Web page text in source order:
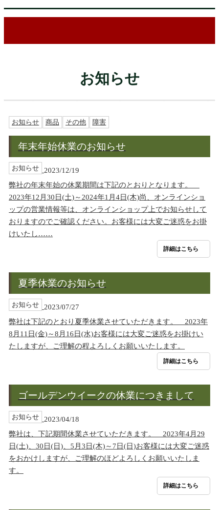
お知らせ
お知らせ 商品 その他 障害
年末年始休業のお知らせ
お知らせ
2023/12/19
弊社の年末年始の休業期間は下記のとおりとなります。
2023年12月30日(土)～2024年1月4日(木)尚、オンラインショ
ップの営業情報等は、オンラインショップ上でお知らせして
おりますのでご確認ください。お客様には大変ご迷惑をお掛
けいたし……
詳細はこちら
夏季休業のお知らせ
お知らせ
2023/07/27
弊社は下記のとおり夏季休業させていただきます。 2023年
8月11日(金)～8月16日(水)お客様には大変ご迷惑をお掛けい
たしますが、ご理解の程よろしくお願いいたします。
詳細はこちら
ゴールデンウイークの休業につきまして
お知らせ
2023/04/18
弊社は、下記期間休業させていただきます。 2023年4月29
日(土)、30日(日)、5月3日(木)～7日(日)お客様には大変ご迷惑
をおかけしますが、ご理解のほどよろしくお願いいたしま
す。
詳細はこちら